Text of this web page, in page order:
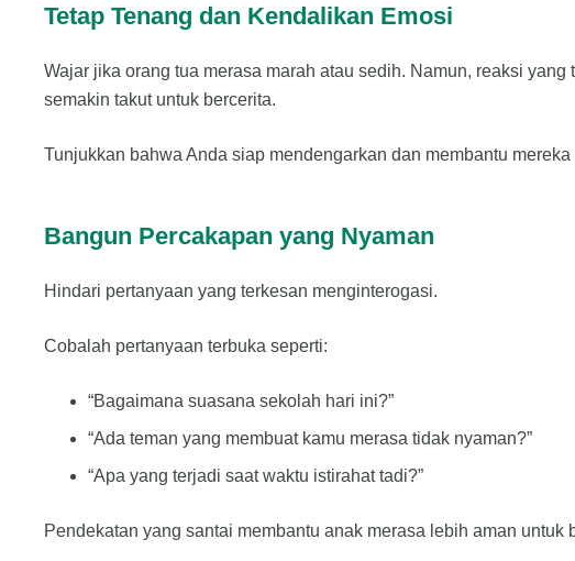
Tetap Tenang dan Kendalikan Emosi
Wajar jika orang tua merasa marah atau sedih. Namun, reaksi
semakin takut untuk bercerita.
Tunjukkan bahwa Anda siap mendengarkan dan membantu
Bangun Percakapan yang Nyaman
Hindari pertanyaan yang terkesan menginterogasi.
Cobalah pertanyaan terbuka seperti:
“Bagaimana suasana sekolah hari ini?”
“Ada teman yang membuat kamu merasa tidak nyaman?”
“Apa yang terjadi saat waktu istirahat tadi?”
Pendekatan yang santai membantu anak merasa lebih aman untuk